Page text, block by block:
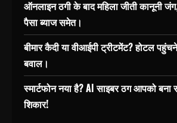
ऑनलाइन ठगी के बाद महिला जीती कानूनी
पैसा ब्याज समेत।
बीमार कैदी या वीआईपी ट्रीटमेंट? होटल
बवाल।
स्मार्टफोन नया है? AI साइबर ठग आपको
शिकार!